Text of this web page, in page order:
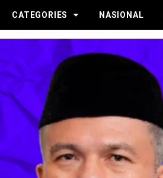
CATEGORIES NASIONAL